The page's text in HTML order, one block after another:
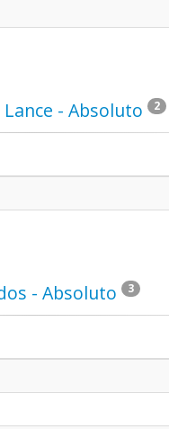
Lance - Absoluto 2
- Absoluto 3